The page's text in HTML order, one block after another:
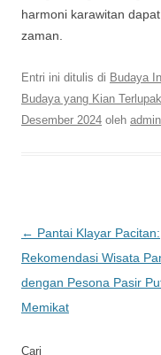
harmoni karawitan
zaman.
Entri ini ditulis di Budaya
Budaya yang Kian
Desember 2024 oleh admin
Navigasi
Tulisan
← Pantai Klayar Pacitan:
Rekomendasi Wisata
dengan Pesona Pasir
Memikat
Cari